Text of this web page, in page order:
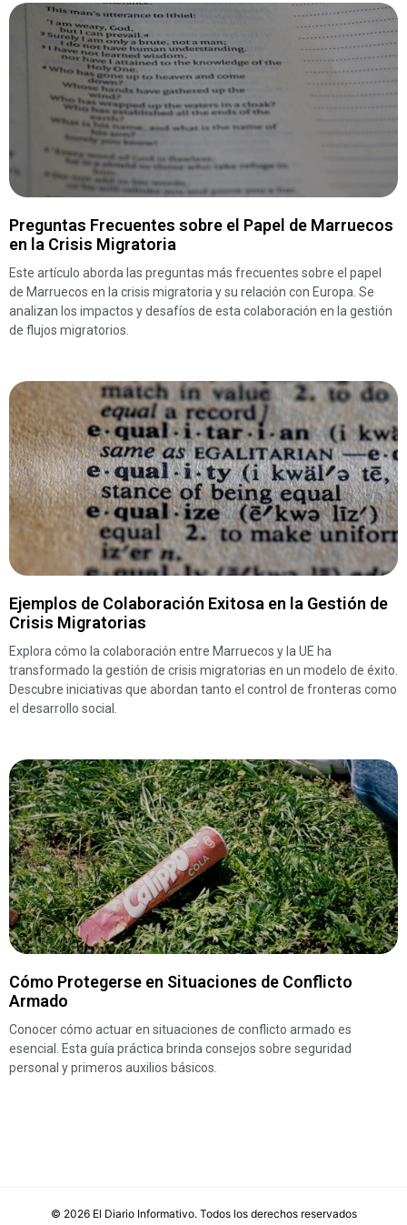
Preguntas Frecuentes sobre el Papel de Marruecos
en la Crisis Migratoria
Este artículo aborda las preguntas más frecuentes sobre el papel
de Marruecos en la crisis migratoria y su relación con Europa. Se
analizan los impactos y desafíos de esta colaboración en la gestión
de flujos migratorios.
Ejemplos de Colaboración Exitosa en la Gestión de
Crisis Migratorias
Explora cómo la colaboración entre Marruecos y la UE ha
transformado la gestión de crisis migratorias en un modelo de éxito.
Descubre iniciativas que abordan tanto el control de fronteras como
el desarrollo social.
Cómo Protegerse en Situaciones de Conflicto
Armado
Conocer cómo actuar en situaciones de conflicto armado es
esencial. Esta guía práctica brinda consejos sobre seguridad
personal y primeros auxilios básicos.
© 2026 El Diario Informativo. Todos los derechos reservados